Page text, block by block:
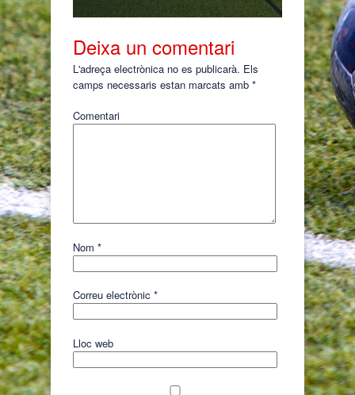
Deixa un comentari
L'adreça electrònica no es publicarà. Els
camps necessaris estan marcats amb *
Comentari
Nom *
Correu electrònic *
Lloc web